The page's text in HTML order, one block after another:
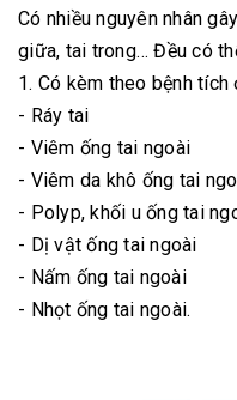
Có nhiều nguyên nhân
giữa, tai trong… Đều có
1. Có kèm theo bệnh tích
- Ráy tai
- Viêm ống tai ngoài
- Viêm da khô ống tai
- Polyp, khối u ống tai
- Dị vật ống tai ngoài
- Nấm ống tai ngoài
- Nhọt ống tai ngoài.